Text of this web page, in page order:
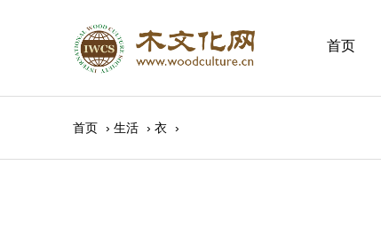
首页
首页 › 生活 › 衣 ›